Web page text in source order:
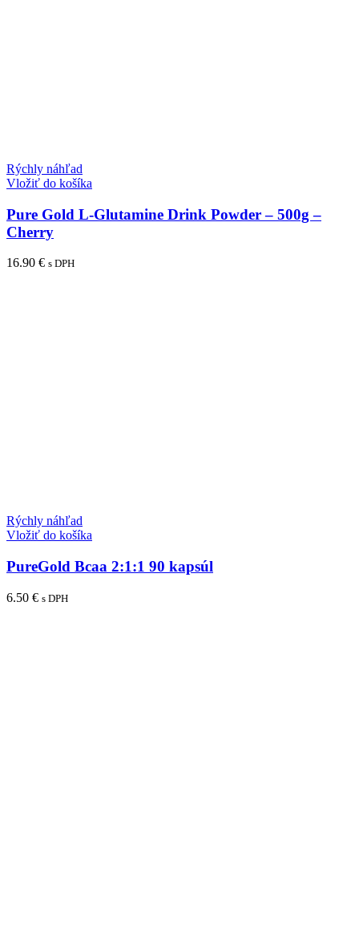
Rýchly náhľad
Vložiť do košíka
Pure Gold L-Glutamine Drink Powder – 500g –
Cherry
16.90 € s DPH
Rýchly náhľad
Vložiť do košíka
PureGold Bcaa 2:1:1 90 kapsúl
6.50 € s DPH